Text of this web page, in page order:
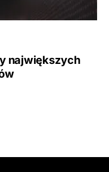
największych